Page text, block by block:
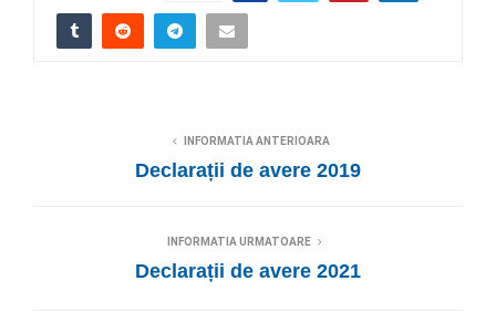
INFORMATIA ANTERIOARA
Declarații de avere 2019
INFORMATIA URMATOARE
Declarații de avere 2021